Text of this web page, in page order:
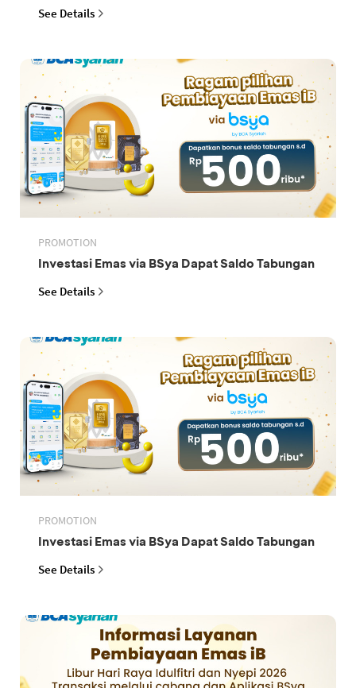
See Details
PROMOTION
Investasi Emas via BSya Dapat Saldo Tabungan
See Details
PROMOTION
Investasi Emas via BSya Dapat Saldo Tabungan
See Details